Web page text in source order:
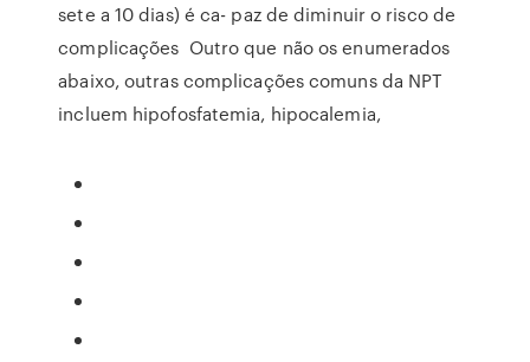
sete a 10 dias) é ca- paz de diminuir o risco de
complicações Outro que não os enumerados
abaixo, outras complicações comuns da NPT
incluem hipofosfatemia, hipocalemia,